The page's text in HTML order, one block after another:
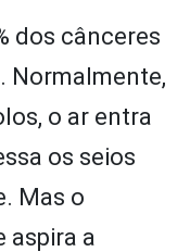
dos cânceres
Normalmente,
o ar entra
os seios
Mas o
aspira a